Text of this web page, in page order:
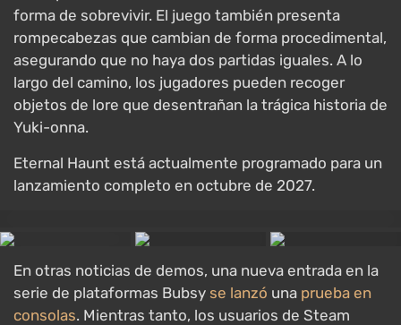
forma de sobrevivir. El juego también presenta
rompecabezas que cambian de forma procedimental,
asegurando que no haya dos partidas iguales. A lo
largo del camino, los jugadores pueden recoger
objetos de lore que desentrañan la trágica historia de
Yuki-onna.
Eternal Haunt está actualmente programado para un
lanzamiento completo en octubre de 2027.
En otras noticias de demos, una nueva entrada en la
serie de plataformas Bubsy se lanzó una prueba en
consolas. Mientras tanto, los usuarios de Steam